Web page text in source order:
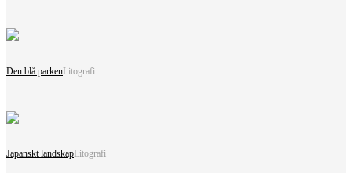
Den blå parkenLitografi
Japanskt landskapLitografi